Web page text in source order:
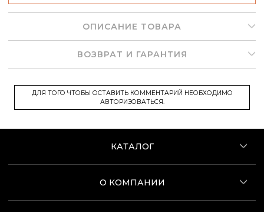
ОПИСАНИЕ ТОВАРА
ВОЗВРАТ И ГАРАНТИЯ
ДЛЯ ТОГО ЧТОБЫ ОСТАВИТЬ КОММЕНТАРИЙ НЕОБХОДИМО
АВТОРИЗОВАТЬСЯ.
КАТАЛОГ
О КОМПАНИИ